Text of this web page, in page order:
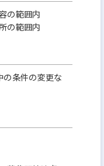
の範囲内
の範囲内
条件の変更な